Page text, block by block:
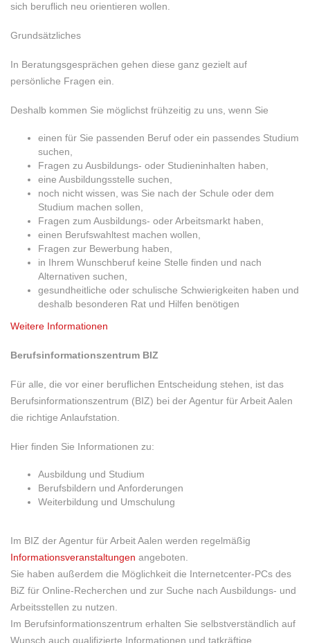
sich beruflich neu orientieren wollen.
Grundsätzliches
In Beratungsgesprächen gehen diese ganz gezielt auf
persönliche Fragen ein.
Deshalb kommen Sie möglichst frühzeitig zu uns, wenn Sie
einen für Sie passenden Beruf oder ein passendes Studium
suchen,
Fragen zu Ausbildungs- oder Studieninhalten haben,
eine Ausbildungsstelle suchen,
noch nicht wissen, was Sie nach der Schule oder dem
Studium machen sollen,
Fragen zum Ausbildungs- oder Arbeitsmarkt haben,
einen Berufswahltest machen wollen,
Fragen zur Bewerbung haben,
in Ihrem Wunschberuf keine Stelle finden und nach
Alternativen suchen,
gesundheitliche oder schulische Schwierigkeiten haben und
deshalb besonderen Rat und Hilfen benötigen
Weitere Informationen
Berufsinformationszentrum BIZ
Für alle, die vor einer beruflichen Entscheidung stehen, ist das
Berufsinformationszentrum (BIZ) bei der Agentur für Arbeit Aalen
die richtige Anlaufstation.
Hier finden Sie Informationen zu:
Ausbildung und Studium
Berufsbildern und Anforderungen
Weiterbildung und Umschulung
Im BIZ der Agentur für Arbeit Aalen werden regelmäßig
Informationsveranstaltungen angeboten.
Sie haben außerdem die Möglichkeit die Internetcenter-PCs des
BiZ für Online-Recherchen und zur Suche nach Ausbildungs- und
Arbeitsstellen zu nutzen.
Im Berufsinformationszentrum erhalten Sie selbstverständlich auf
Wunsch auch qualifizierte Informationen und tatkräftige